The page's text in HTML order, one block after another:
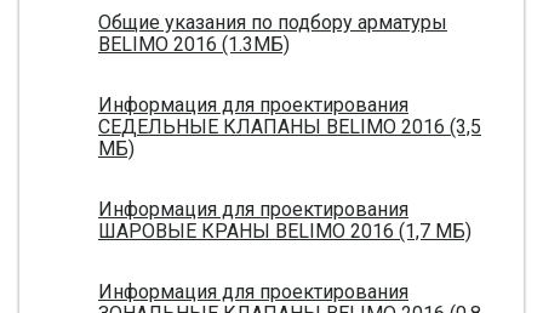
Общие указания по подбору арматуры
BELIMO 2016 (1.3МБ)
Информация для проектирования
СЕДЕЛЬНЫЕ КЛАПАНЫ BELIMO 2016 (3,5
МБ)
Информация для проектирования
ШАРОВЫЕ КРАНЫ BELIMO 2016 (1,7 МБ)
Информация для проектирования